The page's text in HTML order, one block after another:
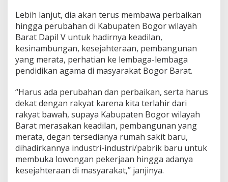
Lebih lanjut, dia akan terus membawa perbaikan
hingga perubahan di Kabupaten Bogor wilayah
Barat Dapil V untuk hadirnya keadilan,
kesinambungan, kesejahteraan, pembangunan
yang merata, perhatian ke lembaga-lembaga
pendidikan agama di masyarakat Bogor Barat.
“Harus ada perubahan dan perbaikan, serta harus
dekat dengan rakyat karena kita terlahir dari
rakyat bawah, supaya Kabupaten Bogor wilayah
Barat merasakan keadilan, pembangunan yang
merata, degan tersedianya rumah sakit baru,
dihadirkannya industri-industri/pabrik baru untuk
membuka lowongan pekerjaan hingga adanya
kesejahteraan di masyarakat,” janjinya.